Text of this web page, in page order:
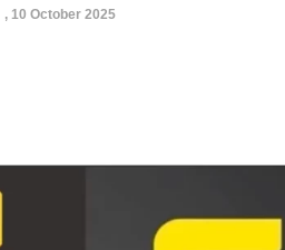
, 10 October 2025